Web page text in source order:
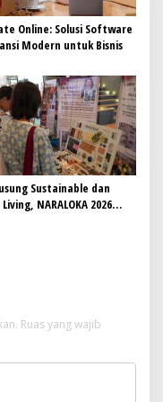
Online: Solusi Software
Modern untuk Bisnis
Sustainable dan
NARALOKA 2026
Ruas yang wajib